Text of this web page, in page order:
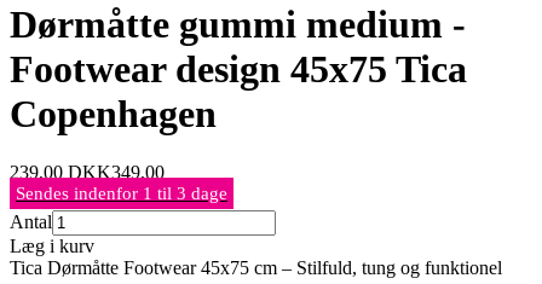
Dørmåtte gummi medium -
Footwear design 45x75 Tica
Copenhagen
239,00DKK349,00
Sendes indenfor 1 til 3 dage
Antal
Læg i kurv
Tica Dørmåtte Footwear 45x75 cm – Stilfuld, tung og funktionel